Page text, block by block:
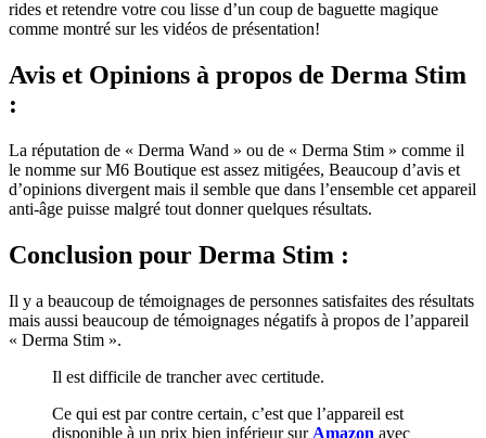
rides et retendre votre cou lisse d’un coup de baguette magique
comme montré sur les vidéos de présentation!
Avis et Opinions à propos de Derma Stim
:
La réputation de « Derma Wand » ou de « Derma Stim » comme il
le nomme sur M6 Boutique est assez mitigées, Beaucoup d’avis et
d’opinions divergent mais il semble que dans l’ensemble cet appareil
anti-âge puisse malgré tout donner quelques résultats.
Conclusion pour Derma Stim :
Il y a beaucoup de témoignages de personnes satisfaites des résultats
mais aussi beaucoup de témoignages négatifs à propos de l’appareil
« Derma Stim ».
Il est difficile de trancher avec certitude.
Ce qui est par contre certain, c’est que l’appareil est
disponible à un prix bien inférieur sur Amazon avec